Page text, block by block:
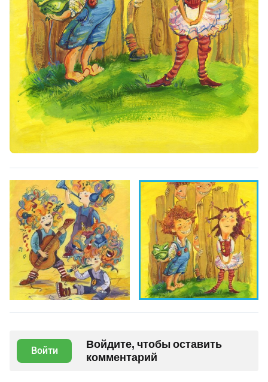
Войти
Войдите, чтобы оставить
комментарий